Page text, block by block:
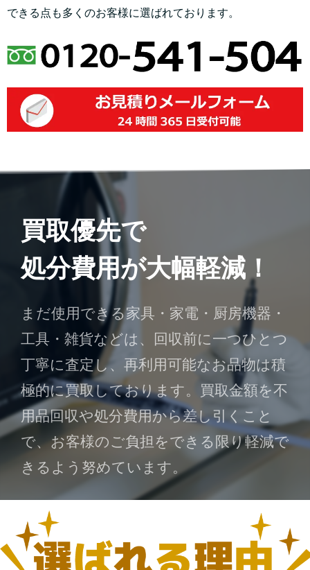
できる点も多くのお客様に選ばれております。
買取優先で
処分費用が大幅軽減！
まだ使用できる家具・家電・厨房機器・
工具・雑貨などは、回収前に一つひとつ
丁寧に査定し、再利用可能なお品物は積
極的に買取しております。買取金額を不
用品回収や処分費用から差し引くこと
で、お客様のご負担をできる限り軽減で
きるよう努めています。